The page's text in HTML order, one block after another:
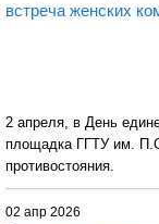
встреча женских
2 апреля, в День
площадка ГГТУ им.
противостояния.
02 апр 2026